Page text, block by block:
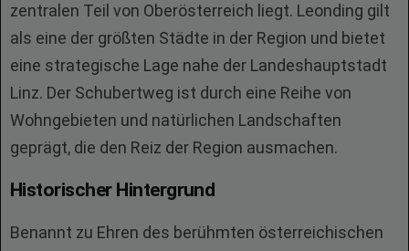
zentralen Teil von Oberösterreich liegt. Leonding gilt
als eine der größten Städte in der Region und bietet
eine strategische Lage nahe der Landeshauptstadt
Linz. Der Schubertweg ist durch eine Reihe von
Wohngebieten und natürlichen Landschaften
geprägt, die den Reiz der Region ausmachen.
Historischer Hintergrund
Benannt zu Ehren des berühmten österreichischen